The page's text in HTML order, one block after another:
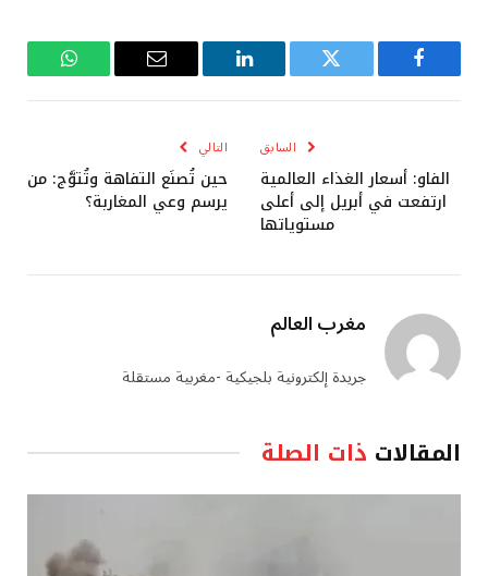
فيسبوك تويتر لينكدإن
البريد
واتساب
السابق
الفاو: أسعار الغذاء العالمية
ارتفعت في أبريل إلى أعلى
مستوياتها
التالي
حين تُصنَع التفاهة وتُتوَّج: من
يرسم وعي المغاربة؟
مغرب العالم
جريدة إلكترونية بلجيكية -مغربية مستقلة
المقالات ذات الصلة